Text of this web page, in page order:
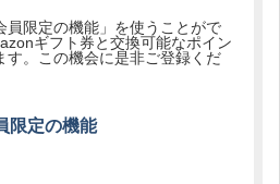
員限定の機能」を使うことがで
ギフト券と交換可能なポイン
す。この機会に是非ご登録くだ
限定の機能